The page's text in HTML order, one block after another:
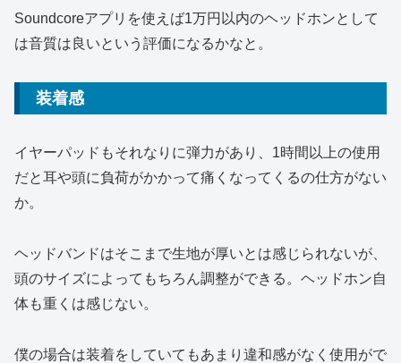
Soundcoreアプリを使えば1万円以内のヘッドホンとして
は音質は良いという評価になるかなと。
装着感
イヤーパッドもそれなりに弾力があり、1時間以上の使用
だと耳や頭に負荷がかかって痛くなってくるの仕方がない
か。
ヘッドバンドはそこまで生地が厚いとは感じられないが、
頭のサイズによってもちろん調整ができる。ヘッドホン自
体も重くは感じない。
僕の場合は装着をしていてもあまり違和感がなく使用がで